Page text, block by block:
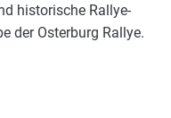
historische Rallye-
der Osterburg Rallye.